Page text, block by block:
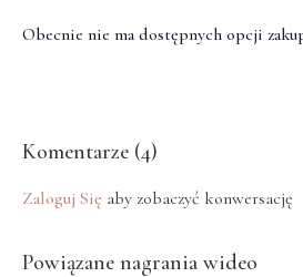
Obecnie nie ma dostępnych opcji
Komentarze (4)
Zaloguj Się aby zobaczyć konwersację
Powiązane nagrania wideo